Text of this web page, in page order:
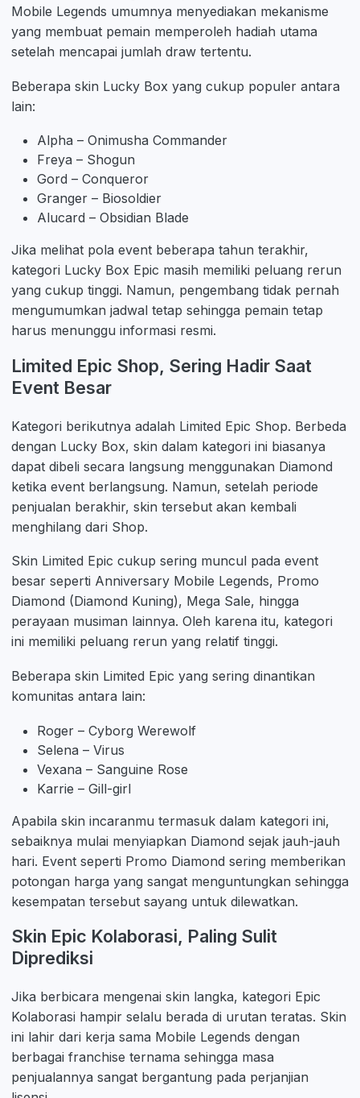
Mobile Legends umumnya menyediakan mekanisme
yang membuat pemain memperoleh hadiah utama
setelah mencapai jumlah draw tertentu.
Beberapa skin Lucky Box yang cukup populer antara
lain:
Alpha – Onimusha Commander
Freya – Shogun
Gord – Conqueror
Granger – Biosoldier
Alucard – Obsidian Blade
Jika melihat pola event beberapa tahun terakhir,
kategori Lucky Box Epic masih memiliki peluang rerun
yang cukup tinggi. Namun, pengembang tidak pernah
mengumumkan jadwal tetap sehingga pemain tetap
harus menunggu informasi resmi.
Limited Epic Shop, Sering Hadir Saat
Event Besar
Kategori berikutnya adalah Limited Epic Shop. Berbeda
dengan Lucky Box, skin dalam kategori ini biasanya
dapat dibeli secara langsung menggunakan Diamond
ketika event berlangsung. Namun, setelah periode
penjualan berakhir, skin tersebut akan kembali
menghilang dari Shop.
Skin Limited Epic cukup sering muncul pada event
besar seperti Anniversary Mobile Legends, Promo
Diamond (Diamond Kuning), Mega Sale, hingga
perayaan musiman lainnya. Oleh karena itu, kategori
ini memiliki peluang rerun yang relatif tinggi.
Beberapa skin Limited Epic yang sering dinantikan
komunitas antara lain:
Roger – Cyborg Werewolf
Selena – Virus
Vexana – Sanguine Rose
Karrie – Gill-girl
Apabila skin incaranmu termasuk dalam kategori ini,
sebaiknya mulai menyiapkan Diamond sejak jauh-jauh
hari. Event seperti Promo Diamond sering memberikan
potongan harga yang sangat menguntungkan sehingga
kesempatan tersebut sayang untuk dilewatkan.
Skin Epic Kolaborasi, Paling Sulit
Diprediksi
Jika berbicara mengenai skin langka, kategori Epic
Kolaborasi hampir selalu berada di urutan teratas. Skin
ini lahir dari kerja sama Mobile Legends dengan
berbagai franchise ternama sehingga masa
penjualannya sangat bergantung pada perjanjian